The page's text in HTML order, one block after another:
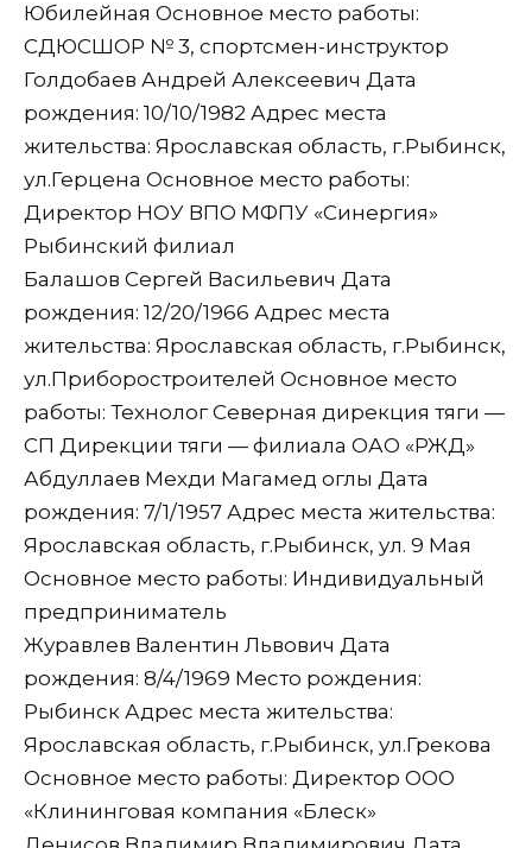
Юбилейная Основное место работы:
СДЮСШОР № 3, спортсмен-инструктор
Голдобаев Андрей Алексеевич Дата
рождения: 10/10/1982 Адрес места
жительства: Ярославская область, г.Рыбинск,
ул.Герцена Основное место работы:
Директор НОУ ВПО МФПУ «Синергия»
Рыбинский филиал
Балашов Сергей Васильевич Дата
рождения: 12/20/1966 Адрес места
жительства: Ярославская область, г.Рыбинск,
ул.Приборостроителей Основное место
работы: Технолог Северная дирекция тяги —
СП Дирекции тяги — филиала ОАО «РЖД»
Абдуллаев Мехди Магамед оглы Дата
рождения: 7/1/1957 Адрес места жительства:
Ярославская область, г.Рыбинск, ул. 9 Мая
Основное место работы: Индивидуальный
предприниматель
Журавлев Валентин Львович Дата
рождения: 8/4/1969 Место рождения:
Рыбинск Адрес места жительства:
Ярославская область, г.Рыбинск, ул.Грекова
Основное место работы: Директор ООО
«Клининговая компания «Блеск»